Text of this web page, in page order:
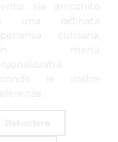
sia arricchito
una raffinata
culinaria,
menù
le vostre
Belvedere